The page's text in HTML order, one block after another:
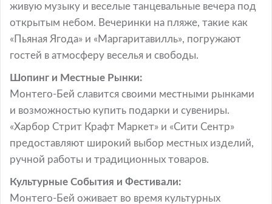
живую музыку и веселые танцевальные вечера под
открытым небом. Вечеринки на пляже, такие как
«Пьяная Ягода» и «Маргаритавилль», погружают
гостей в атмосферу веселья и свободы.
Шопинг и Местные Рынки:
Монтего-Бей славится своими местными рынками
и возможностью купить подарки и сувениры.
«Харбор Стрит Крафт Маркет» и «Сити Сентр»
предоставляют широкий выбор местных изделий,
ручной работы и традиционных товаров.
Культурные События и Фестивали:
Монтего-Бей оживает во время культурных